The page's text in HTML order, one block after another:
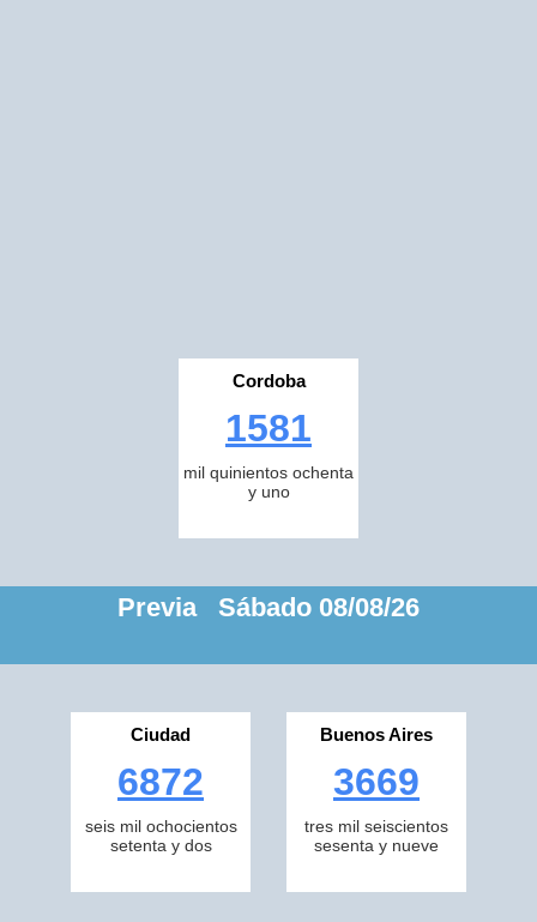
Cordoba
1581
mil quinientos ochenta
y uno
Previa Sábado 08/08/26
Ciudad
6872
seis mil ochocientos
setenta y dos
Buenos Aires
3669
tres mil seiscientos
sesenta y nueve